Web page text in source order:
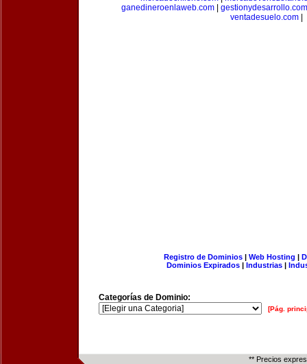
ganedineroenlaweb.com
gestionydesarrollo.com
ventadesuelo.com
Registro de Dominios| Web Hosting |
Dominios Expirados | Industrias |
Categorías de Dominio:
[Pág.
** Precios